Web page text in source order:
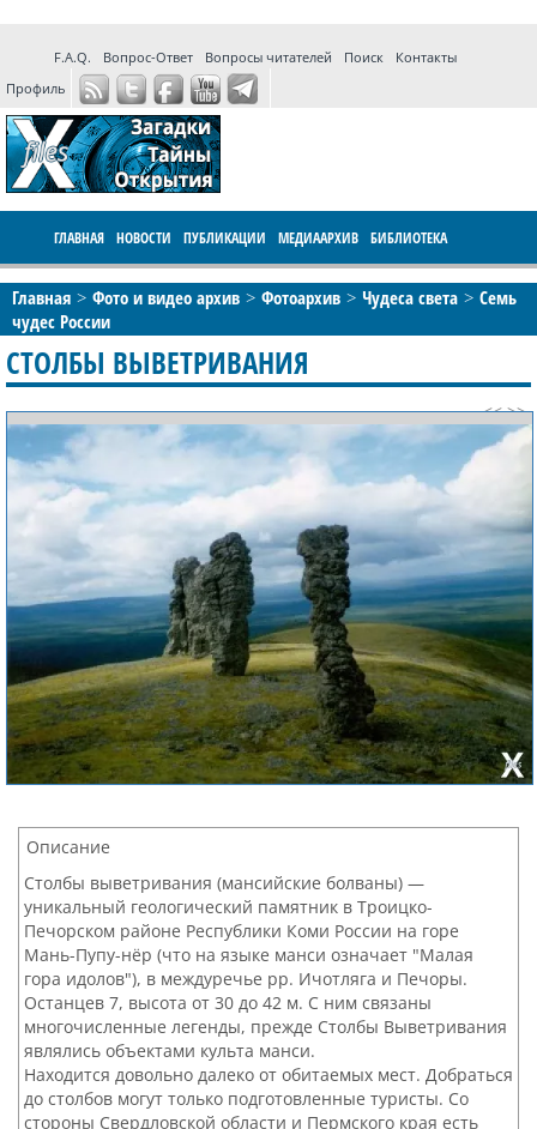
F.A.Q. Вопрос-Ответ Вопросы читателей Поиск
Контакты
Профиль
ГЛАВНАЯ НОВОСТИ ПУБЛИКАЦИИ МЕДИААРХИВ БИБЛИОТЕКА
ПРОГРАММЫ ФОРУМ LIVE
Главная Фото и видео архив Фотоархив Чудеса света
Семь
чудес России
СТОЛБЫ ВЫВЕТРИВАНИЯ
<< >>
Описание
Столбы выветривания (мансийские болваны) —
уникальный геологический памятник в Троицко-
Печорском районе Республики Коми России на горе
Мань-Пупу-нёр (что на языке манси означает "Малая
гора идолов"), в междуречье рр. Ичотляга и Печоры.
Останцев 7, высота от 30 до 42 м. С ним связаны
многочисленные легенды, прежде Столбы Выветривания
являлись объектами культа манси.
Находится довольно далеко от обитаемых мест. Добраться
до столбов могут только подготовленные туристы. Со
стороны Свердловской области и Пермского края есть